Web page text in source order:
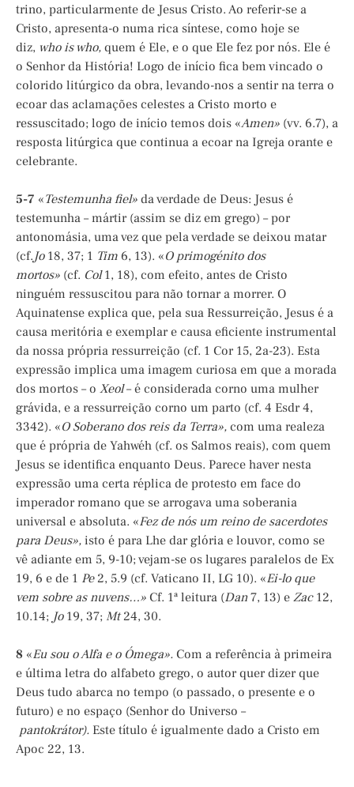
trino, particularmente de Jesus Cristo. Ao referir-se a
Cristo, apresenta-o numa rica síntese, como hoje se
diz, who is who, quem é Ele, e o que Ele fez por nós. Ele é
o Senhor da História! Logo de início fica bem vincado o
colorido litúrgico da obra, levando-nos a sentir na terra o
ecoar das aclamações celestes a Cristo morto e
ressuscitado; logo de início temos dois «Amen» (vv. 6.7), a
resposta litúrgica que continua a ecoar na Igreja orante e
celebrante.
5-7 «Testemunha fiel» da verdade de Deus: Jesus é
testemunha – mártir (assim se diz em grego) – por
antonomásia, uma vez que pela verdade se deixou matar
(cf.Jo18, 37; 1 Tim 6, 13). «O primogénito dos
mortos» (cf. Col1, 18), com efeito, antes de Cristo
ninguém ressuscitou para não tornar a morrer. O
Aquinatense explica que, pela sua Ressurreição, Jesus é a
causa meritória e exemplar e causa eficiente instrumental
da nossa própria ressurreição (cf. 1 Cor 15, 2a-23). Esta
expressão implica uma imagem curiosa em que a morada
dos mortos – o Xeol– é considerada corno uma mulher
grávida, e a ressurreição corno um parto (cf. 4 Esdr 4,
3342). «O Soberano dos reis da Terra», com uma realeza
que é própria de Yahwéh (cf. os Salmos reais), com quem
Jesus se identifica enquanto Deus. Parece haver nesta
expressão uma certa réplica de protesto em face do
imperador romano que se arrogava uma soberania
universal e absoluta. «Fez de nós um reino de sacerdotes
para Deus», isto é para Lhe dar glória e louvor, como se
vê adiante em 5, 9-10; vejam-se os lugares paralelos de Ex
19, 6 e de 1 Pe2, 5.9 (cf. Vaticano II, LG 10). «Ei-lo que
vem sobre as nuvens…» Cf. 1ª leitura (Dan7, 13) e Zac12,
10.14; Jo19, 37; Mt24, 30.
8 «Eu sou o Alfa e o Ómega». Com a referência à primeira
e última letra do alfabeto grego, o autor quer dizer que
Deus tudo abarca no tempo (o passado, o presente e o
futuro) e no espaço (Senhor do Universo –
pantokrátor). Este título é igualmente dado a Cristo em
Apoc 22, 13.